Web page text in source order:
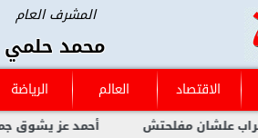
المشرف العام
محمد حلمي
الاقتصاد العالم الرياضة
أحمد عز يشوق جمهوره للمسلسل الجديد